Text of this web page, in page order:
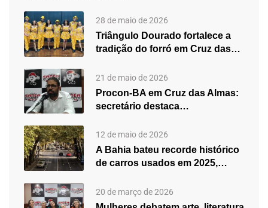
28 de maio de 2026
Triângulo Dourado fortalece a
tradição do forró em Cruz das…
21 de maio de 2026
Procon-BA em Cruz das Almas:
secretário destaca
12 de maio de 2026
A Bahia bateu recorde histórico
de carros usados em 2025,…
20 de março de 2026